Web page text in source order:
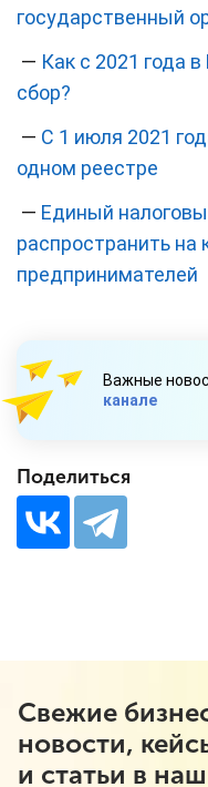
государственный
— Как с 2021 года
сбор?
— С 1 июля 2021
одном реестре
— Единый
распространить
предпринимателей
Важные
канале
Поделиться
Свежие
новости,
и статьи в